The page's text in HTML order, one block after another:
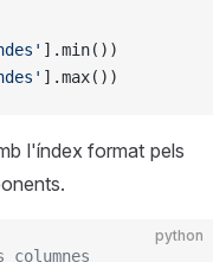
].min())
].max())
l'índex format pels
python